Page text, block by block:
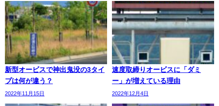
新型オービスで神出鬼没の3タイ
プは何が違う？
2022年11月15日
速度取締りオービスに「ダミ
ー」が増えている理由
2022年12月4日